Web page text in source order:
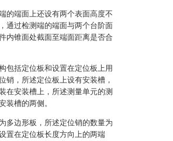
的端面上还设有两个表面高度不
通过检测端的端面与两个台阶面
内锥面处截面至端面距离是否合
包括定位板和设置在定位板上用
销，所述定位板上设有安装槽，
在安装槽上，所述测量单元的测
装槽的两侧。
多边形板，所述定位销的数量为
置在定位板长度方向上的两端